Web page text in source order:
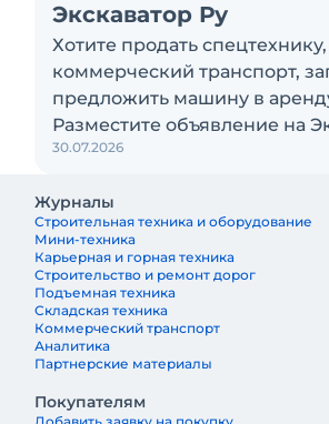
Экскаватор Ру
Хотите продать спецтехнику,
коммерческий транспорт,
предложить машину в
Разместите объявление на
бесплатно
30.07.2026
Журналы
Строительная техника и оборудование
Мини-техника
Карьерная и горная техника
Строительство и ремонт дорог
Подъемная техника
Складская техника
Коммерческий транспорт
Аналитика
Партнерские материалы
Покупателям